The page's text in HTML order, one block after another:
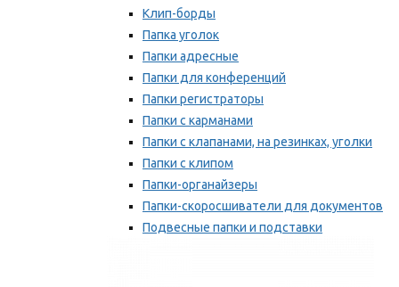
Клип-борды
Папка уголок
Папки адресные
Папки для конференций
Папки регистраторы
Папки с карманами
Папки с клапанами, на резинках, уголки
Папки с клипом
Папки-органайзеры
Папки-скоросшиватели для документов
Подвесные папки и подставки